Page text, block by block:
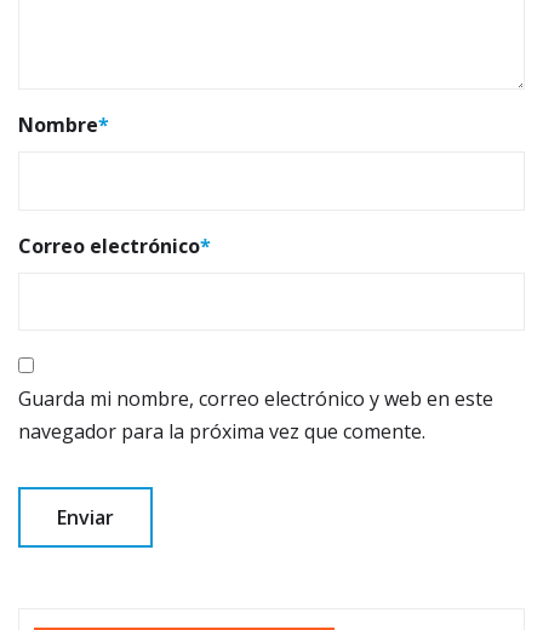
Nombre*
Correo electrónico*
Guarda mi nombre, correo electrónico y web en este
navegador para la próxima vez que comente.